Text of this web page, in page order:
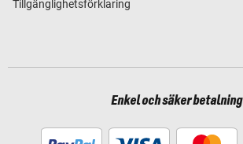
Tillgänglighetsförklaring
Enkel och säker betalning